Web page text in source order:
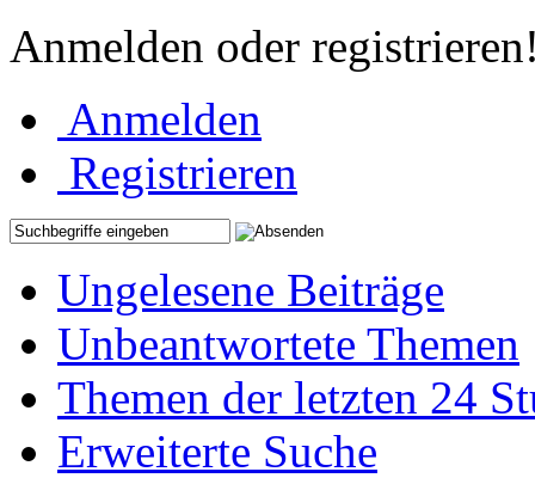
Anmelden oder
Anmelden
Registrieren
Ungelesene Beiträge
Unbeantwortete Themen
Themen der letzten 24
Erweiterte Suche